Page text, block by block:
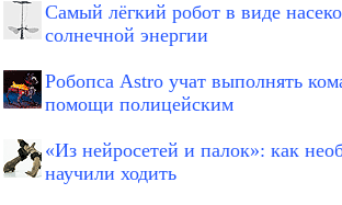
Самый лёгкий робот в виде
солнечной энергии
Робопса Astro учат выполнять
помощи полицейским
«Из нейросетей и палок»: как
научили ходить